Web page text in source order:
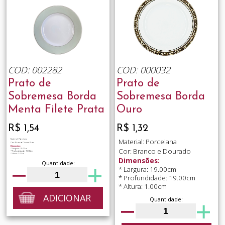
COD: 002282
Prato de
Sobremesa Borda
Menta Filete Prata
R$ 1,54
Material: Porcelana
Cor: Branco, Cinza e Prata
Dimensões:
* Largura: 19.00cm
* Profundidade: 19.00cm
* Altura: 2.00cm
Quantidade:
ADICIONAR
COD: 000032
Prato de
Sobremesa Borda
Ouro
R$ 1,32
Material: Porcelana
Cor: Branco e Dourado
Dimensões:
* Largura: 19.00cm
* Profundidade: 19.00cm
* Altura: 1.00cm
Quantidade: